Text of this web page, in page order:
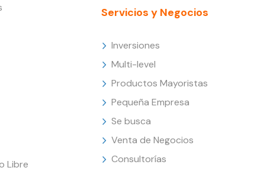
Libre
Servicios y Negocios
Inversiones
Multi-level
Productos Mayoristas
Pequeña Empresa
Se busca
Venta de Negocios
Consultorías